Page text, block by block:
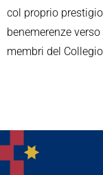
col proprio
benemerenze
membri del